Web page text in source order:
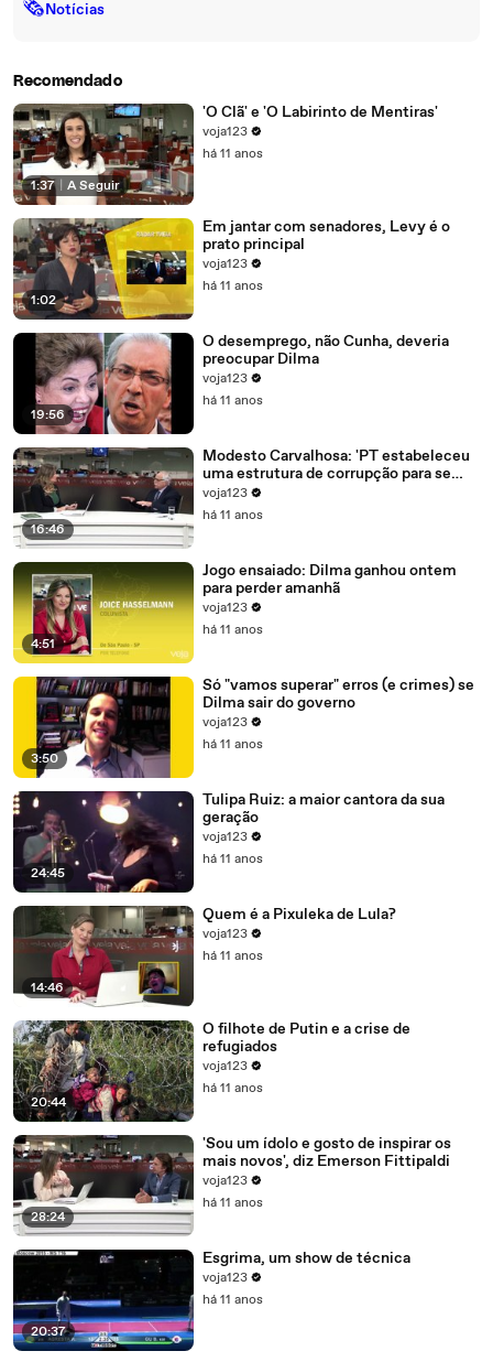
🗞Notícias
Recomendado
1:37 A Seguir
'O Clã' e 'O Labirinto de Mentiras'
voja123
há 11 anos
1:02
Em jantar com senadores, Levy é o
prato principal
voja123
há 11 anos
19:56
O desemprego, não Cunha, deveria
preocupar Dilma
voja123
há 11 anos
16:46
Modesto Carvalhosa: 'PT estabeleceu
uma estrutura de corrupção para se
manter no poder'
voja123
há 11 anos
4:51
Jogo ensaiado: Dilma ganhou ontem
para perder amanhã
voja123
há 11 anos
3:50
Só "vamos superar" erros (e crimes) se
Dilma sair do governo
voja123
há 11 anos
24:45
Tulipa Ruiz: a maior cantora da sua
geração
voja123
há 11 anos
14:46
Quem é a Pixuleka de Lula?
voja123
há 11 anos
20:44
O filhote de Putin e a crise de
refugiados
voja123
há 11 anos
28:24
'Sou um ídolo e gosto de inspirar os
mais novos', diz Emerson Fittipaldi
voja123
há 11 anos
20:37
Esgrima, um show de técnica
voja123
há 11 anos